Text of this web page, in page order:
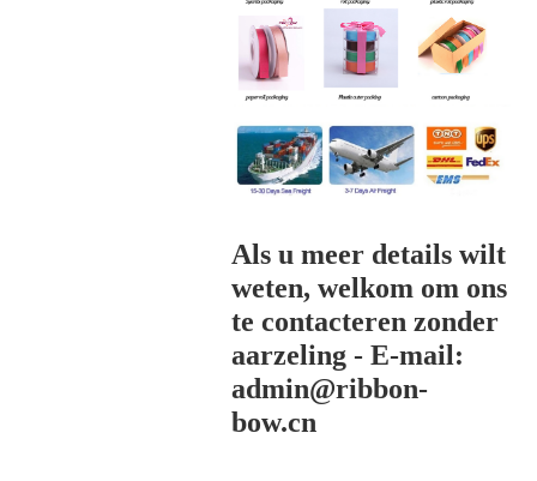
Als u meer details wilt
weten, welkom om ons
te contacteren zonder
aarzeling - E-mail:
admin@ribbon-
bow.cn